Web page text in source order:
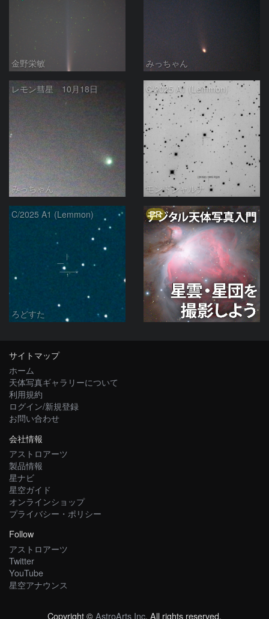
金野栄敏 みっちゃん
レモン彗星 10月18日
みっちゃん
C/2025 A1 (Lemmon)
モンドシャルナ
C/2025 A1 (Lemmon)
ろどすた
PR
サイトマップ
ホーム
天体写真ギャラリーについて
利用規約
ログイン/新規登録
お問い合わせ
会社情報
アストロアーツ
製品情報
星ナビ
星空ガイド
オンラインショップ
プライバシー・ポリシー
Follow
アストロアーツ
Twitter
YouTube
星空アナウンス
Copyright ©AstroArts Inc. All rights reserved.